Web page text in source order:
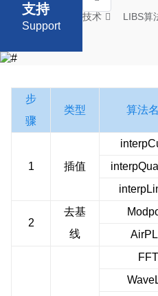
支持
Support
技术 LIBS算
步
骤
类型 算法
1 插值
2
去基
线
FFT